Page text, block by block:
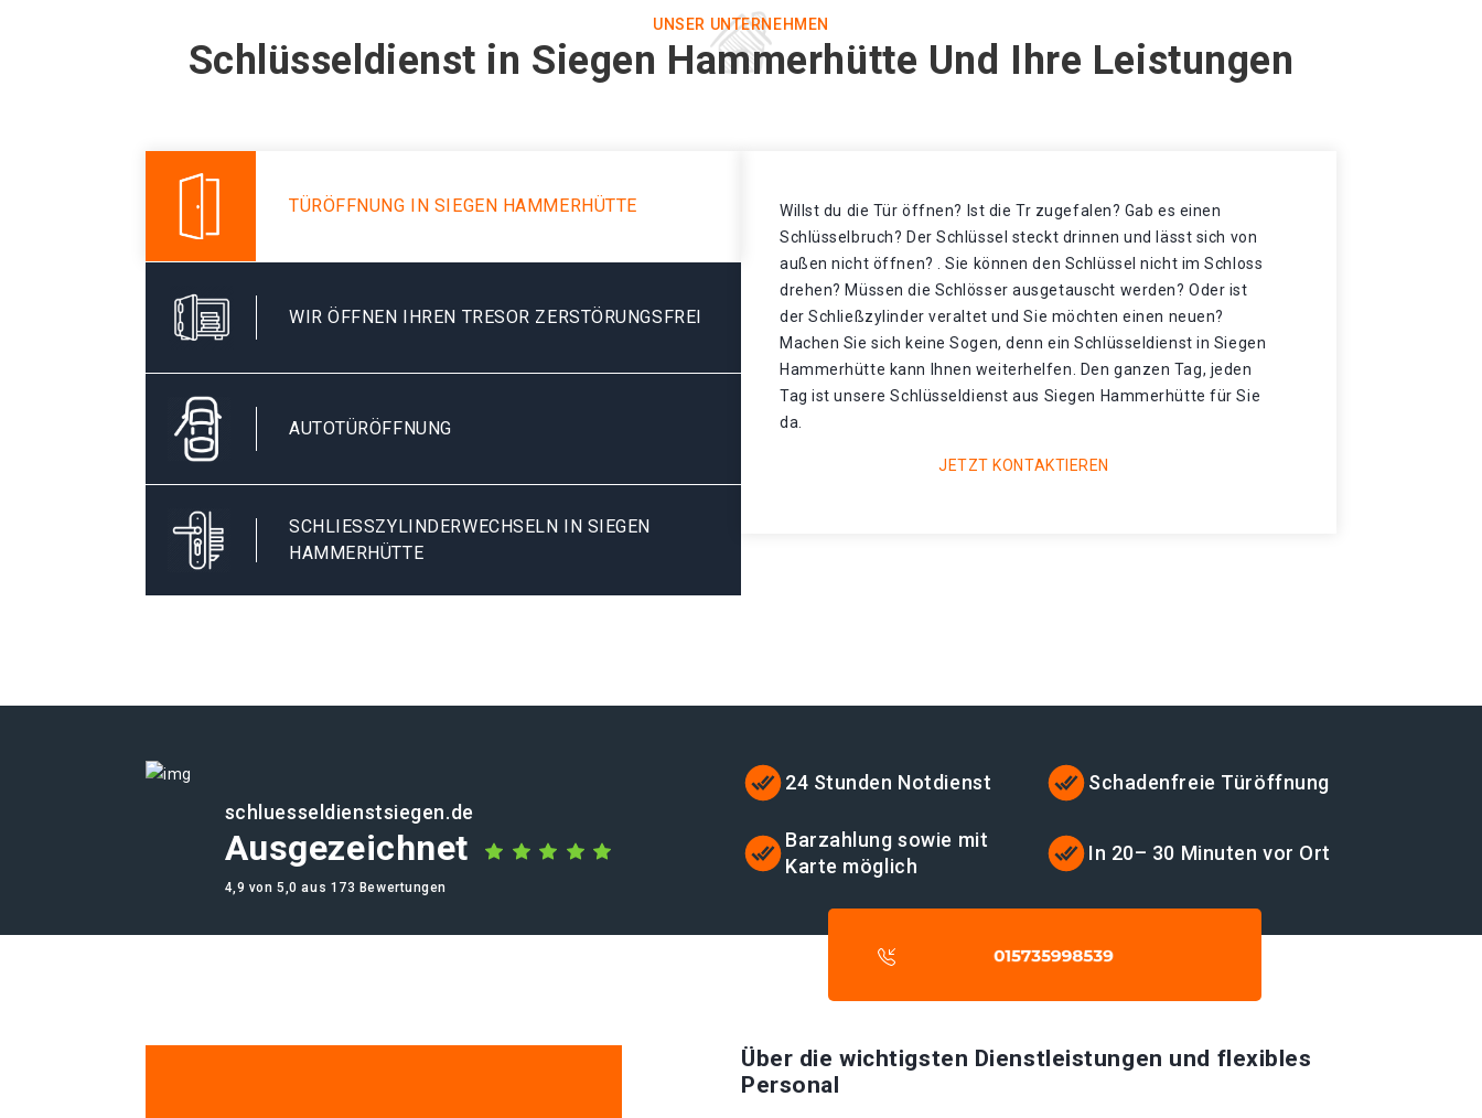
UNSER UNTERNEHMEN
Schlüsseldienst in Siegen Hammerhütte Und Ihre Leistungen
TÜRÖFFNUNG IN SIEGEN HAMMERHÜTTE
WIR ÖFFNEN IHREN TRESOR ZERSTÖRUNGSFREI
AUTOTÜRÖFFNUNG
SCHLIESSZYLINDERWECHSELN IN SIEGEN H
AMMERHÜTTE
Willst du die Tür öffnen? Ist die Tr zugefalen? Gab es einen
Schlüsselbruch? Der Schlüssel steckt drinnen und lässt sich von
außen nicht öffnen? . Sie können den Schlüssel nicht im Schloss
drehen? Müssen die Schlösser ausgetauscht werden? Oder ist
der Schließzylinder veraltet und Sie möchten einen neuen?
Machen Sie sich keine Sogen, denn ein Schlüsseldienst in Siegen
Hammerhütte kann Ihnen weiterhelfen. Den ganzen Tag, jeden
Tag ist unsere Schlüsseldienst aus Siegen Hammerhütte für Sie
da.
JETZT KONTAKTIEREN
schluesseldienstsiegen.de
Ausgezeichnet
4,9 von 5,0 aus 173 Bewertungen
24 Stunden Notdienst Schadenfreie Türöffnung
Barzahlung sowie mit
Karte möglich
In 20– 30 Minuten vor Ort
Über die wichtigsten Dienstleistungen und flexibles
Personal